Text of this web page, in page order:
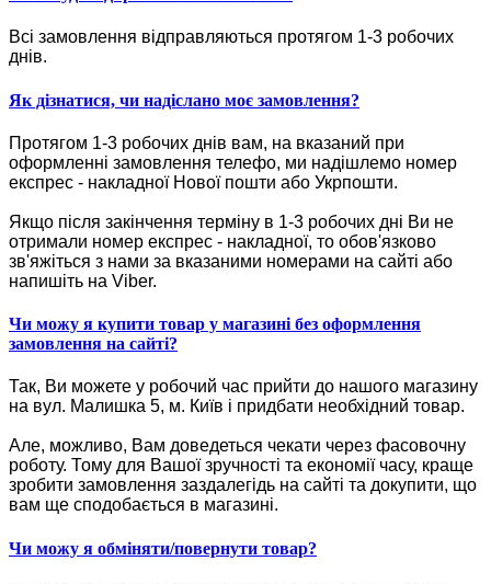
Всі замовлення відправляються протягом 1-3 робочих
днів.
Як дізнатися, чи надіслано моє замовлення?
Протягом 1-3 робочих днів вам, на вказаний при
оформленні замовлення телефо, ми надішлемо номер
експрес - накладної Нової пошти або Укрпошти.
Якщо після закінчення терміну в 1-3 робочих дні Ви не
отримали номер експрес - накладної, то обов'язково
зв'яжіться з нами за вказаними номерами на сайті або
напишіть на Viber.
Чи можу я купити товар у магазині без оформлення
замовлення на сайті?
Так, Ви можете у робочий час прийти до нашого магазину
на вул. Малишка 5, м. Київ і придбати необхідний товар.
Але, можливо, Вам доведеться чекати через фасовочну
роботу. Тому для Вашої зручності та економії часу, краще
зробити замовлення заздалегідь на сайті та докупити, що
вам ще сподобається в магазині.
Чи можу я обміняти/повернути товар?